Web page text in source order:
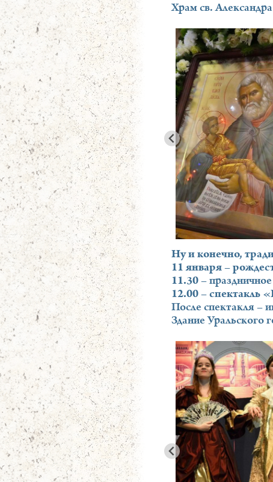
Храм св.
Ну и конечно,
11 января –
11.30–
12.00 – спектакль
После спектакля –
Здание Уральского